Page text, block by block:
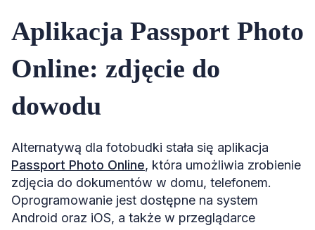
Aplikacja Passport Photo
Online: zdjęcie do
dowodu
Alternatywą dla fotobudki stała się aplikacja
Passport Photo Online, która umożliwia zrobienie
zdjęcia do dokumentów w domu, telefonem.
Oprogramowanie jest dostępne na system
Android oraz iOS, a także w przeglądarce